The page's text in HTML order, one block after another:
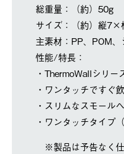
総重量：（約）50g
サイズ：（約）縦
主素材：PP、POM、
性能/特長：
・ThermoWallシリ
・ワンタッチですぐ
・スリムなスモール
・ワンタッチタイプ
※製品は予告なく仕